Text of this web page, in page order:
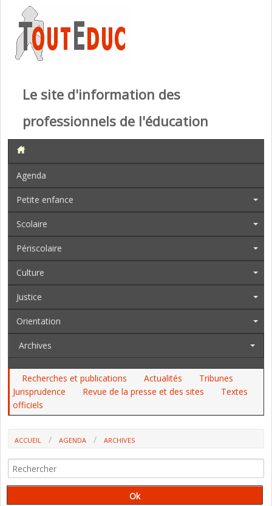
Le site d'information des
professionnels de l'éducation
Agenda
Petite enfance
Scolaire
Périscolaire
Culture
Justice
Orientation
Archives
Recherches et publications Actualités
Tribunes
Jurisprudence
Revue de la presse et des sites
Textes
officiels
ACCUEIL AGENDA
ARCHIVES
INTERDISCIPLINAIRE INTERNATIONAL)